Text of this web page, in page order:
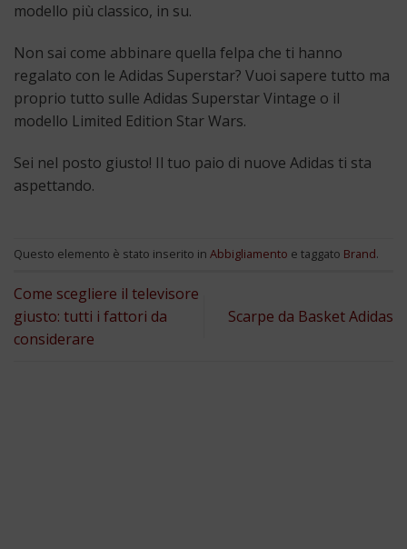
modello più classico, in su.
Non sai come abbinare quella felpa che ti hanno
regalato con le Adidas Superstar? Vuoi sapere tutto ma
proprio tutto sulle Adidas Superstar Vintage o il
modello Limited Edition Star Wars.
Sei nel posto giusto! Il tuo paio di nuove Adidas ti sta
aspettando.
Questo elemento è stato inserito in Abbigliamento e taggato Brand.
Come scegliere il televisore
giusto: tutti i fattori da
considerare
Scarpe da Basket Adidas